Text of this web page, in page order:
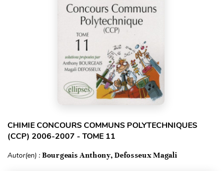
CHIMIE CONCOURS COMMUNS POLYTECHNIQUES
(CCP) 2006-2007 - TOME 11
Autor(en) : Bourgeais Anthony, Defosseux Magali